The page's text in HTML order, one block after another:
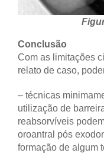
Conclusão
Com as limitações
relato de caso,
– técnicas
utilização de
reabsorvíveis
oroantral pós
formação de algum